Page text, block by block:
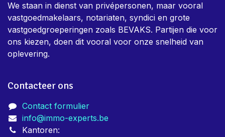
We staan in dienst van privépersonen, maar vooral
vastgoedmakelaars, notariaten, syndici en grote
vastgoedgroeperingen zoals BEVAKS. Partijen die voor
ons kiezen, doen dit vooral voor onze snelheid van
oplevering.
Contacteer ons
Contact formulier
info@immo-experts.be
Kantoren: